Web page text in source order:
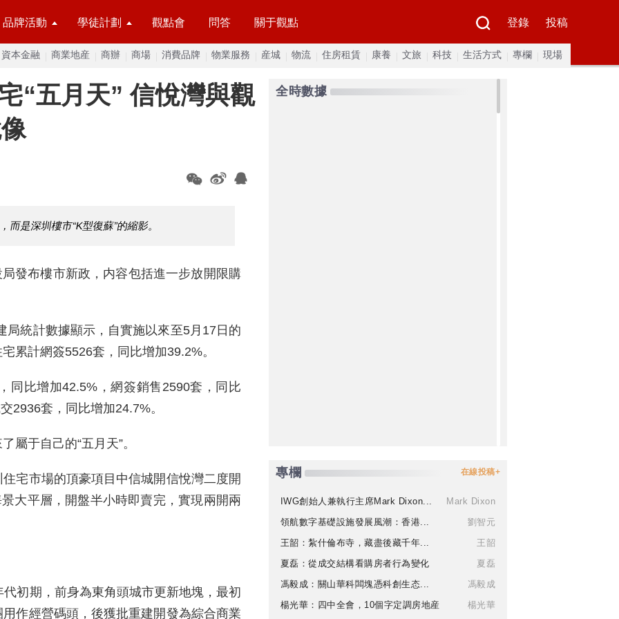
品牌活動 學徒計劃 觀點會 問答 關于觀點 登錄 投稿
資本金融 商業地産 商辦 商場 消費品牌 物業服務 産城 物流 住房租賃 康養 文旅 科技 生活方式 專欄 現場
“五月天” 信悅灣與觀
而是深圳樓市“K型復蘇”的縮影。
發布樓市新政，内容包括進一步放開限購
局統計數據顯示，自實施以來至5月17日的
累計網簽5526套，同比增加39.2%。
同比增加42.5%，網簽銷售2590套，同比
2936套，同比增加24.7%。
屬于自己的“五月天”。
宅市場的頂豪項目中信城開信悅灣二度開
大平層，開盤半小時即賣完，實現兩開兩
初期，前身為東角頭城市更新地塊，最初
作經營碼頭，後獲批重建開發為綜合商業
全時數據
專欄 在線投稿+
IWG創始人兼執行主席Mark Dixon...
Mark Dixon
領航數字基礎設施發展風潮：香港...
劉智元
王韶：紮什倫布寺，藏盡後藏千年...
王韶
夏磊：從成交結構看購房者行為變化
夏磊
馮毅成：關山華科闆塊憑科創生态...
馮毅成
楊光華：四中全會，10個字定調房地産
楊光華